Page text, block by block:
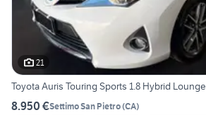
21
Toyota Auris Touring Sports 1.8 Hybrid Lounge
8.950 €Settimo San Pietro(CA)